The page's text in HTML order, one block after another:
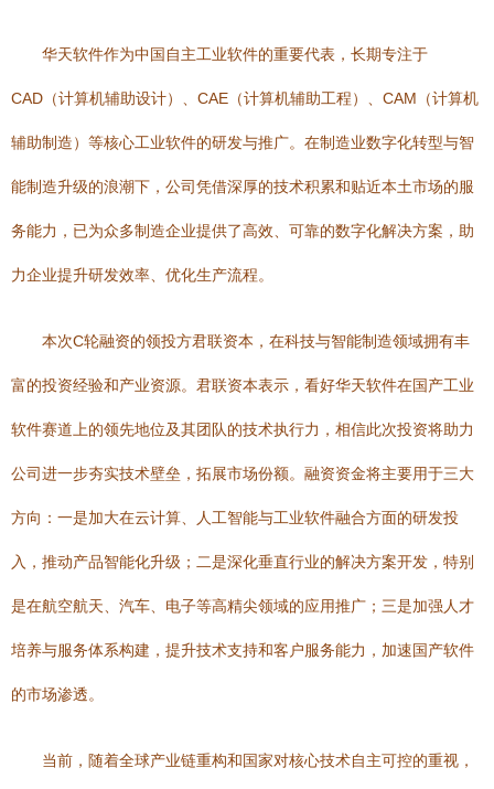
华天软件作为中国自主工业软件的重要代表，长期专注于
CAD（计算机辅助设计）、CAE（计算机辅助工程）、CAM（计算机
辅助制造）等核心工业软件的研发与推广。在制造业数字化转型与智
能制造升级的浪潮下，公司凭借深厚的技术积累和贴近本土市场的服
务能力，已为众多制造企业提供了高效、可靠的数字化解决方案，助
力企业提升研发效率、优化生产流程。
本次C轮融资的领投方君联资本，在科技与智能制造领域拥有丰
富的投资经验和产业资源。君联资本表示，看好华天软件在国产工业
软件赛道上的领先地位及其团队的技术执行力，相信此次投资将助力
公司进一步夯实技术壁垒，拓展市场份额。融资资金将主要用于三大
方向：一是加大在云计算、人工智能与工业软件融合方面的研发投
入，推动产品智能化升级；二是深化垂直行业的解决方案开发，特别
是在航空航天、汽车、电子等高精尖领域的应用推广；三是加强人才
培养与服务体系构建，提升技术支持和客户服务能力，加速国产软件
的市场渗透。
当前，随着全球产业链重构和国家对核心技术自主可控的重视，